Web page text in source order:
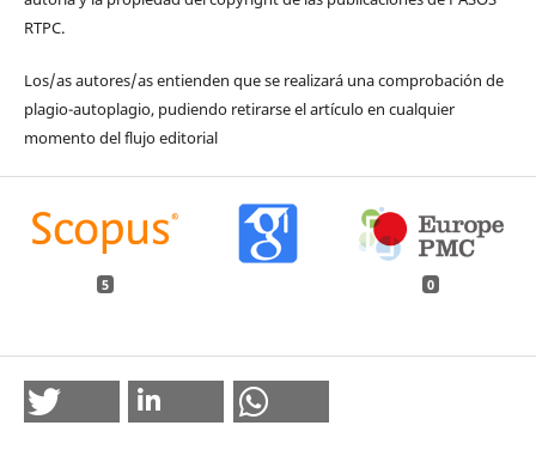
RTPC.
Los/as autores/as entienden que se realizará una comprobación de
plagio-autoplagio, pudiendo retirarse el artículo en cualquier
momento del flujo editorial
5 0